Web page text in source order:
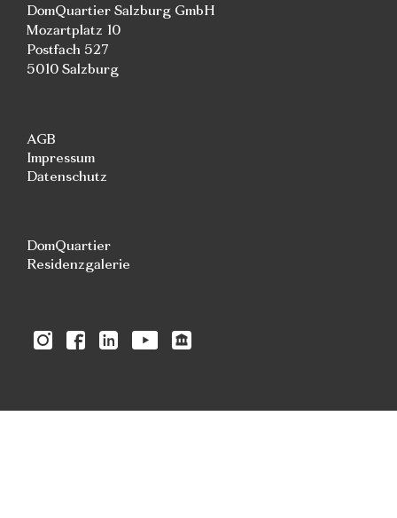
DomQuartier Salzburg GmbH
Mozartplatz 10
Postfach 527
5010 Salzburg
AGB
Impressum
Datenschutz
DomQuartier
Residenzgalerie